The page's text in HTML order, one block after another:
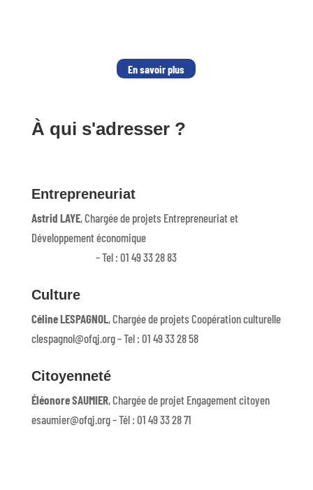
En savoir plus
À qui s'adresser ?
Entrepreneuriat
Astrid LAYE, Chargée de projets Entrepreneuriat et
Développement économique
– Tel : 01 49 33 28 83
Culture
Céline LESPAGNOL, Chargée de projets Coopération culturelle
clespagnol@ofqj.org – Tel : 01 49 33 28 58
Citoyenneté
Éléonore SAUMIER, Chargée de projet Engagement citoyen
esaumier@ofqj.org – Tél : 01 49 33 28 71